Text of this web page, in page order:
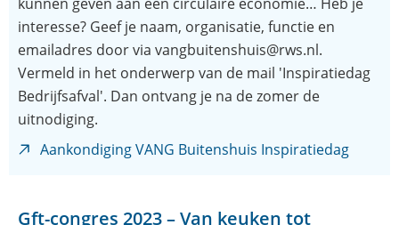
interesse? Geef je naam, organisatie, functie en
emailadres door via vangbuitenshuis@rws.nl.
Vermeld in het onderwerp van de mail 'Inspiratiedag
Bedrijfsafval'. Dan ontvang je na de zomer de
uitnodiging.
Aankondiging VANG Buitenshuis Inspiratiedag(opent
Gft-congres 2023 – Van keuken tot